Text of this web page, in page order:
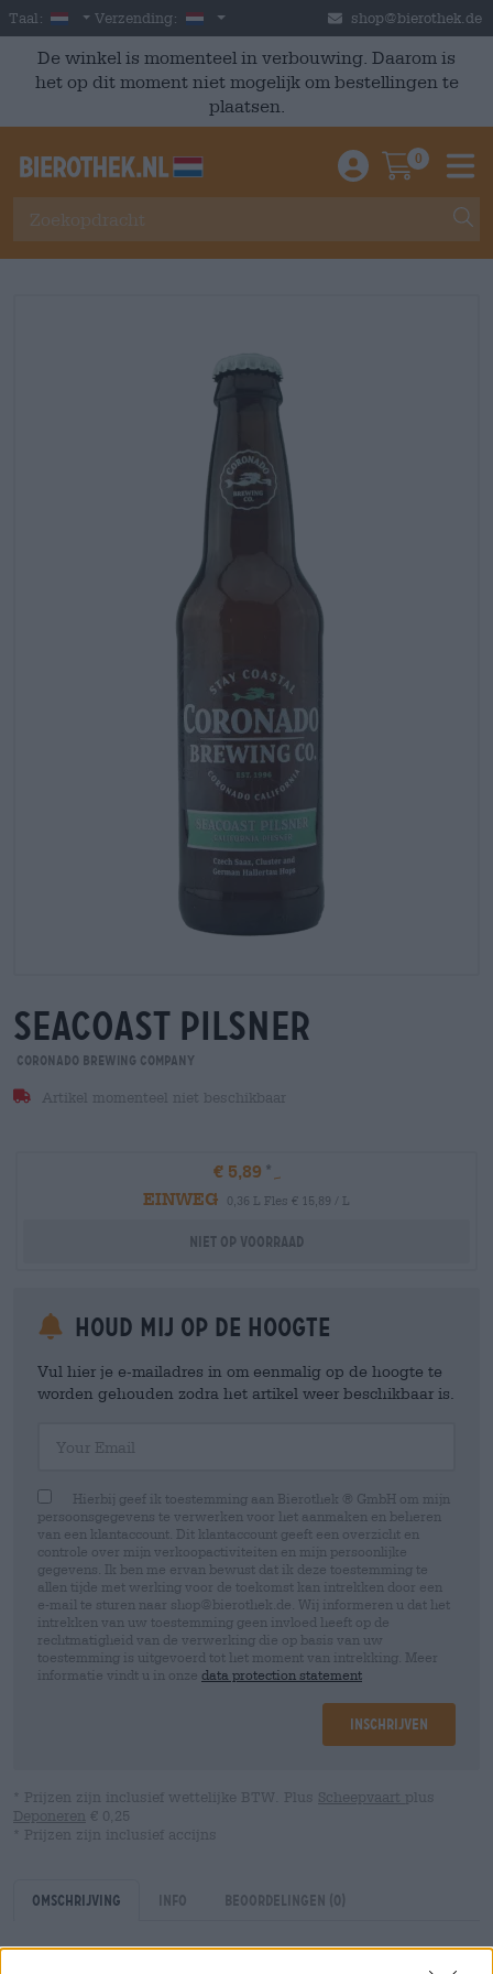
Skip to main content
Taal: Dutch
Verzending: Nederland shop@bierothek.de
De winkel is momenteel in verbouwing. Daarom is
het op dit moment niet mogelijk om bestellingen te
plaatsen.
Einloggen /
0
seacoast pilsner
Coronado Brewing Company
Artikel momenteel niet beschikbaar
€ 5,89
EINWEG
0,36 L Fles € 15,89 / L
Niet op voorraad
Houd mij op de hoogte
Vul hier je e-mailadres in om eenmalig op de hoogte te
worden gehouden zodra het artikel weer beschikbaar is.
Hierbij geef ik toestemming aan Bierothek ® GmbH om mijn
persoonsgegevens te verwerken voor het aanmaken en beheren
van een klantaccount. Dit klantaccount geeft een overzicht en
controle over mijn verkoopactiviteiten en mijn persoonlijke
gegevens. Ik ben me ervan bewust dat ik deze toestemming te
allen tijde met werking voor de toekomst kan intrekken door een
e-mail te sturen naar shop@bierothek.de. Wij informeren u dat het
intrekken van uw toestemming geen invloed heeft op de
rechtmatigheid van de verwerking die op basis van uw
toestemming is uitgevoerd tot het moment van intrekking. Meer
informatie vindt u in onze data protection statement
Inschrijven
* Prijzen zijn inclusief wettelijke BTW. Plus Scheepvaart plus
Deponeren € 0,25
* Prijzen zijn inclusief accijns
Omschrijving Info Beoordelingen (0)